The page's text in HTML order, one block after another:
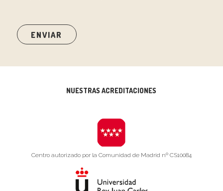
NUESTRAS ACREDITACIONES
Centro autorizado por la Comunidad de Madrid nº CS10084